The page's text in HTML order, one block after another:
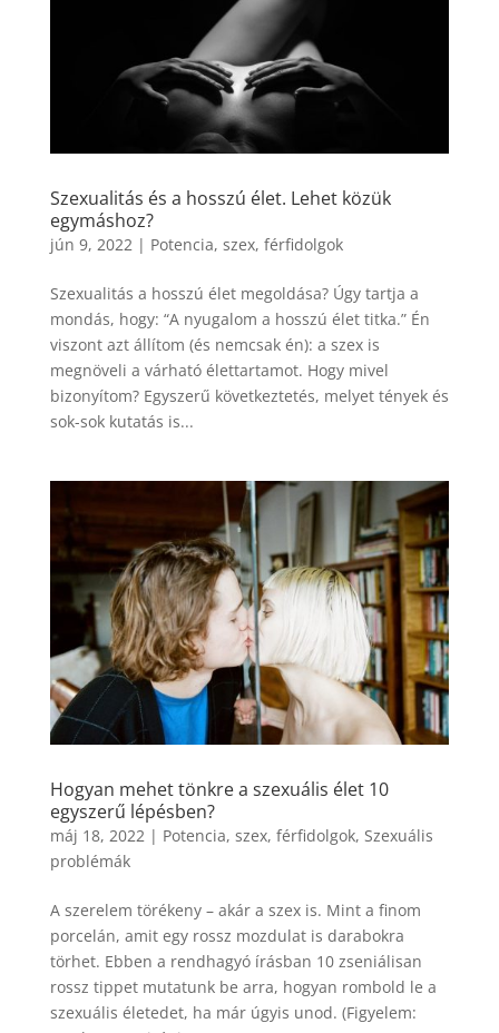
Szexualitás és a hosszú élet. Lehet közük
egymáshoz?
jún 9, 2022| Potencia, szex, férfidolgok
Szexualitás a hosszú élet megoldása? Úgy tartja a
mondás, hogy: “A nyugalom a hosszú élet titka.” Én
viszont azt állítom (és nemcsak én): a szex is
megnöveli a várható élettartamot. Hogy mivel
bizonyítom? Egyszerű következtetés, melyet tények és
sok-sok kutatás is...
Hogyan mehet tönkre a szexuális élet 10
egyszerű lépésben?
máj 18, 2022| Potencia, szex, férfidolgok, Szexuális
problémák
A szerelem törékeny – akár a szex is. Mint a finom
porcelán, amit egy rossz mozdulat is darabokra
törhet. Ebben a rendhagyó írásban 10 zseniálisan
rossz tippet mutatunk be arra, hogyan rombold le a
szexuális életedet, ha már úgyis unod. (Figyelem: